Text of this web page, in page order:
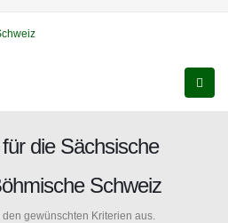
die Sächsische
Schweiz
gewünschten Kriterien aus.